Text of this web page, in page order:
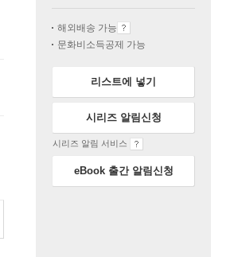
해외배송 가능
문화비소득공제 가능
리스트에 넣기
시리즈 알림신청
시리즈 알림 서비스
eBook 출간 알림신청